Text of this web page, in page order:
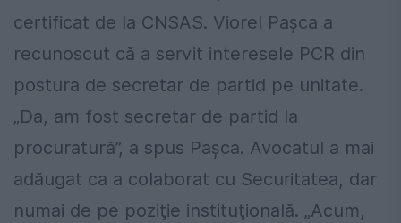
certificat de la CNSAS. Viorel Paşca a
recunoscut că a servit interesele PCR din
postura de secretar de partid pe unitate.
„Da, am fost secretar de partid la
procuratură”, a spus Paşca. Avocatul a mai
adăugat ca a colaborat cu Securitatea, dar
numai de pe poziţie instituţională. „Acum,